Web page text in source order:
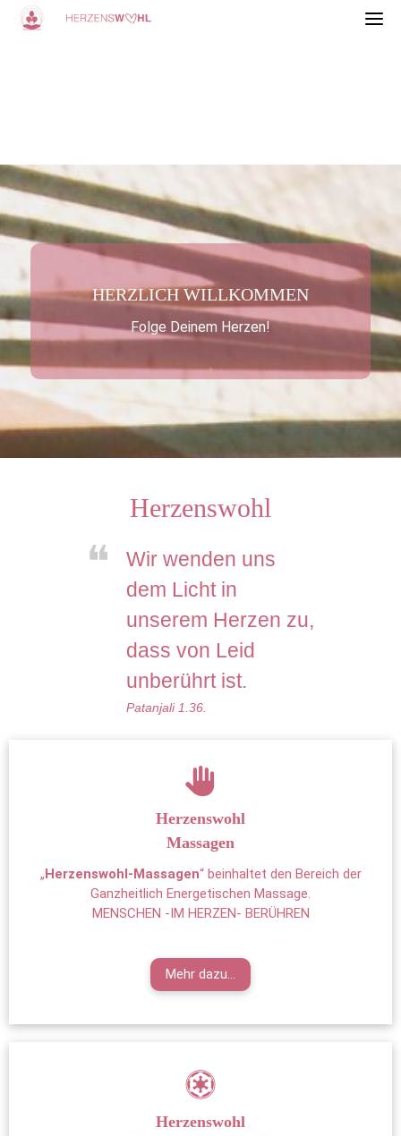
HERZLICH WILLKOMMEN
Folge Deinem Herzen!
Herzenswohl
Wir wenden uns
dem Licht in
unserem Herzen zu,
dass von Leid
unberührt ist.
Patanjali 1.36.
Herzenswohl
Massagen
„Herzenswohl-Massagen“ beinhaltet den Bereich der
Ganzheitlich Energetischen Massage.
MENSCHEN -IM HERZEN- BERÜHREN
Mehr dazu...
Herzenswohl